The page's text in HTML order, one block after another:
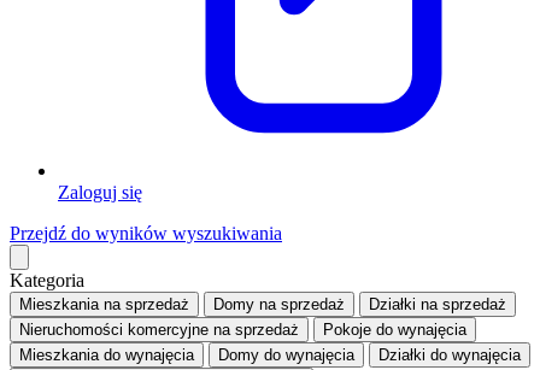
Zaloguj się
Przejdź do wyników wyszukiwania
Kategoria
Mieszkaniana sprzedaż Domy na sprzedaż Działki na sprzedaż
Nieruchomości komercyjne na sprzedaż Pokoje do wynajęcia
Mieszkaniado wynajęcia Domy do wynajęcia Działki do wynajęcia